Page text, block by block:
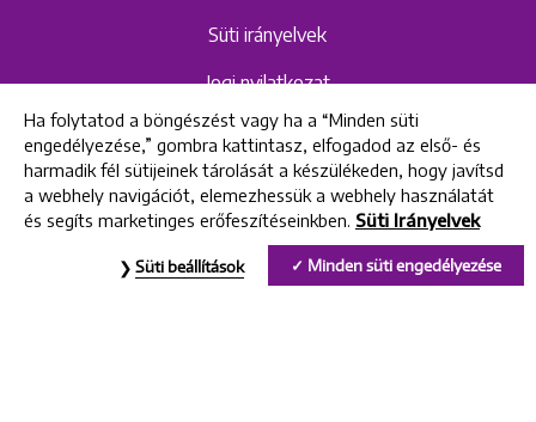
Süti irányelvek
Jogi nyilatkozat
Hangrögzítéshez kapcsolódó adatvédelmi
szabályzat és tájékoztató
Uniklinik Fogászati és Implantációs Központ
Ha folytatod a böngészést vagy ha a “Minden süti
engedélyezése,” gombra kattintasz, elfogadod az első- és
harmadik fél sütijeinek tárolását a készülékeden, hogy javítsd
a webhely navigációt, elemezhessük a webhely használatát
és segíts marketinges erőfeszítéseinkben. Süti Irányelvek
Minden süti engedélyezése
Süti beállítások